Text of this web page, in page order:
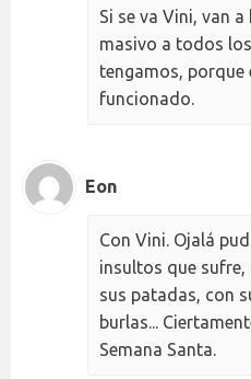
Si se va Vini, van
masivo a todos
tengamos, porque
funcionado.
Eon
Con Vini. Ojalá
insultos que sufre,
sus patadas, con
burlas...
Semana Santa.